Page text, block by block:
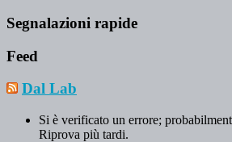
Segnalazioni rapide
Feed
Dal Lab
Si è verificato un errore;
Riprova più tardi.